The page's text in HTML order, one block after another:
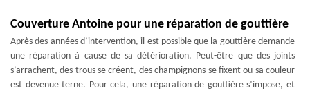
Couverture Antoine pour une réparation de gouttière
Après des années d’intervention, il est possible que la gouttière demande
une réparation à cause de sa détérioration. Peut-être que des joints
s’arrachent, des trous se créent, des champignons se fixent ou sa couleur
est devenue terne. Pour cela, une réparation de gouttière s’impose, et